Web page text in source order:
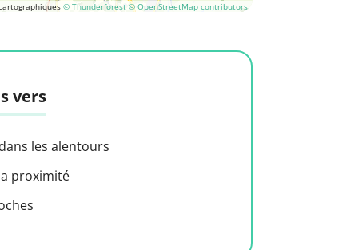
© Thunderforest © OpenStreetMap contributors
vers
les alentours
proximité